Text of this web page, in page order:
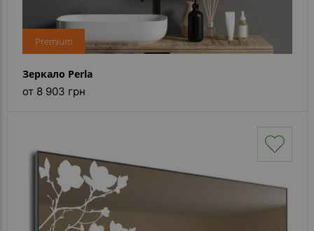
Premium
Зеркало Perla
от 8 903 грн